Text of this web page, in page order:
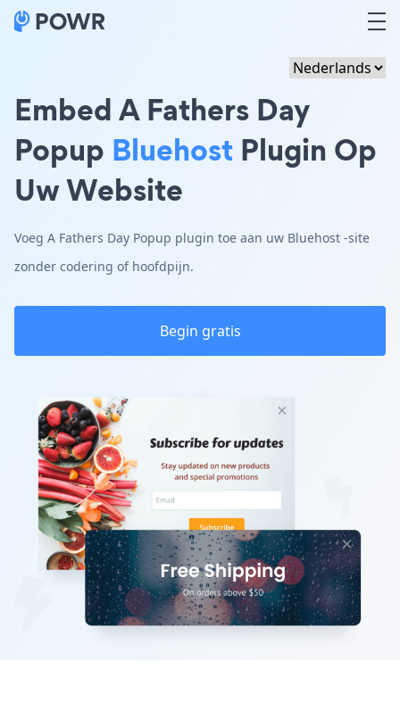
Embed A Fathers Day
Popup Bluehost Plugin Op
Uw Website
Voeg A Fathers Day Popup plugin toe aan uw Bluehost -site
zonder codering of hoofdpijn.
Begin gratis